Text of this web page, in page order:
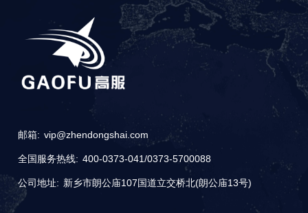
邮箱: vip@zhendongshai.com
全国服务热线: 400-0373-041/0373-5700088
公司地址: 新乡市朗公庙107国道立交桥北(朗公庙13号)